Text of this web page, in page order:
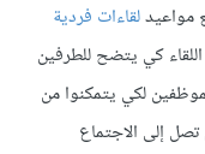
مواعيدلقاءات فردية
كي يتضح للطرفين
لكي يتمكنوا من
إلى الاجتماع